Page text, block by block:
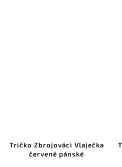
Tričko Zbrojováci Vlaječka
červené pánské